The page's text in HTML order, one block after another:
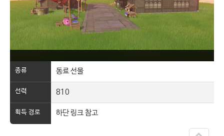
종류 동료 선물
선력 810
획득 경로 하단 링크 참고